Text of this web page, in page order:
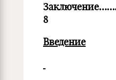
8
Введение